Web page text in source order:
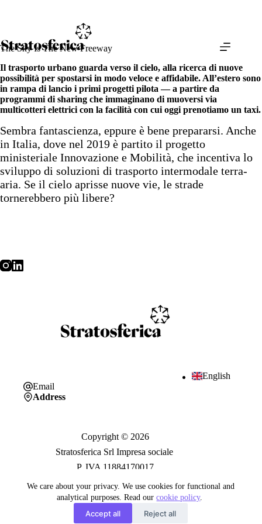
We care about your privacy. We use cookies for functional and
analytical purposes. Read ourcookie policy.
Accept all Reject all
The Sky Is The New Freeway
Il trasporto urbano guarda verso il cielo, alla ricerca di nuove
possibilità per spostarsi in modo veloce e affidabile. All’estero sono
in rampa di lancio i primi progetti pilota — a partire da
programmi di sharing che immaginano di muoversi via
multicotteri elettrici con la facilità con cui oggi prenotiamo un taxi.
Sembra fantascienza, eppure è bene prepararsi. Anche
in Italia, dove nel 2019 è partito il progetto
ministeriale Innovazione e Mobilità, che incentiva lo
sviluppo di soluzioni di trasporto intermodale terra-
aria. Se il cielo aprisse nuove vie, le strade
tornerebbero più libere?
English
Email
Address
Copyright © 2026
Stratosferica Srl Impresa sociale
P. IVA 11884170017